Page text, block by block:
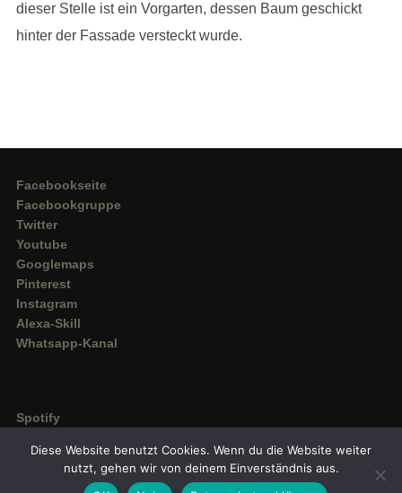
dieser Stelle ist ein Vorgarten, dessen Baum geschickt
hinter der Fassade versteckt wurde.
Facebookseite
Facebookgruppe
Twitter
Youtube
Googlemaps
Pinterest
Instagram
Alexa-Skill
Whatsapp-Kanal
Spotify
Amazon Music
Diese Website benutzt Cookies. Wenn du die Website weiter
nutzt, gehen wir von deinem Einverständnis aus.